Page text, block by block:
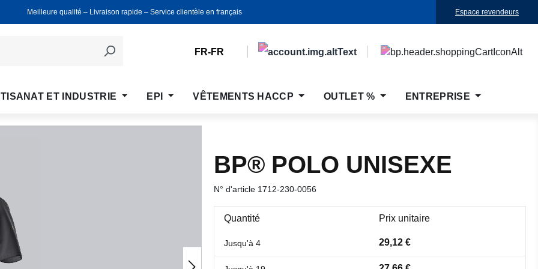
Meilleure qualité ‒ Livraison rapide ‒ Service clientèle en français Espace revendeurs
FR-FR
ET INDUSTRIE EPI VÊTEMENTS HACCP OUTLET % ENTREPRISE
BP® POLO UNISEXE
N° d'article 1712-230-0056
Quantité Prix unitaire
Jusqu'à 4 29,12 €